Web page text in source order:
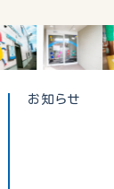
お知らせ